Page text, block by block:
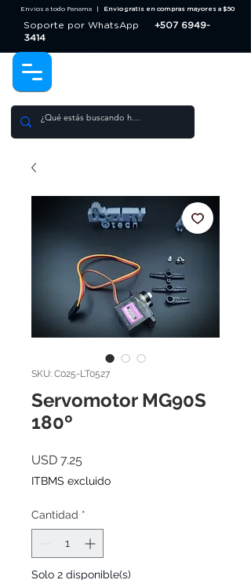
Envios a todo Panama | Envio gratis en compras mayores a $50
Soporte por WhatsApp
+507 6949-
3414
SKU: C025-LT0527
Servomotor MG90S
180º
USD 7.25
ITBMS excluido
Cantidad *
Solo 2 disponible(s)